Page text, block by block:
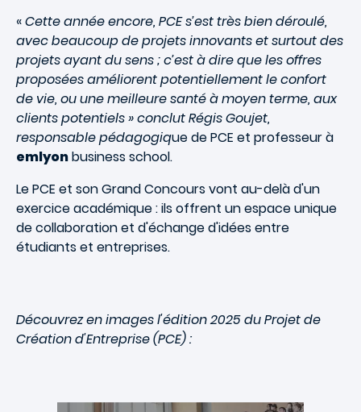
«Cette année encore, PCE s’est très bien déroulé,
avec beaucoup de projets innovants et surtout des
projets ayant du sens ; c’est à dire que les offres
proposées améliorent potentiellement le confort
de vie, ou une meilleure santé à moyen terme, aux
clients potentiels» conclut Régis Goujet,
responsable pédagogique de PCE et professeur à
emlyonbusiness school.
Le PCE et son Grand Concours vont au-delà d'un
exercice académique : ils offrent un espace unique
de collaboration et d'échange d'idées entre
étudiants et entreprises.
Découvrez en images l'édition 2025 du Projet de
Création d'Entreprise (PCE) :